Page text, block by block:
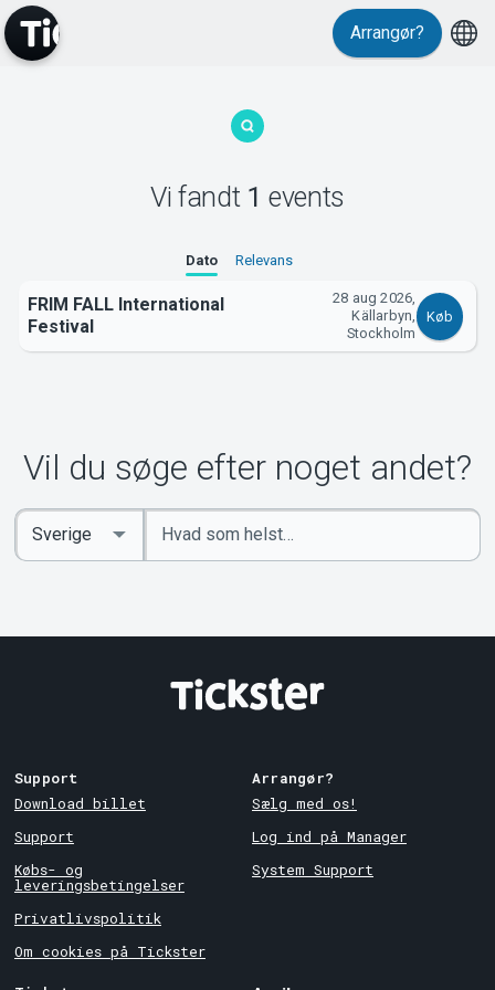
MyTickster
Arrangør?
Vi fandt 1 events
Dato Relevans
FRIM FALL International
Festival
28 aug 2026,
Källarbyn,
Stockholm
Køb
Vil du søge efter noget andet?
Indtast
søgeord
Select
Country
Support
Download billet
Support
Købs- og
leveringsbetingelser
Privatlivspolitik
Om cookies på Tickster
Arrangør?
Sælg med os!
Log ind på Manager
System Support